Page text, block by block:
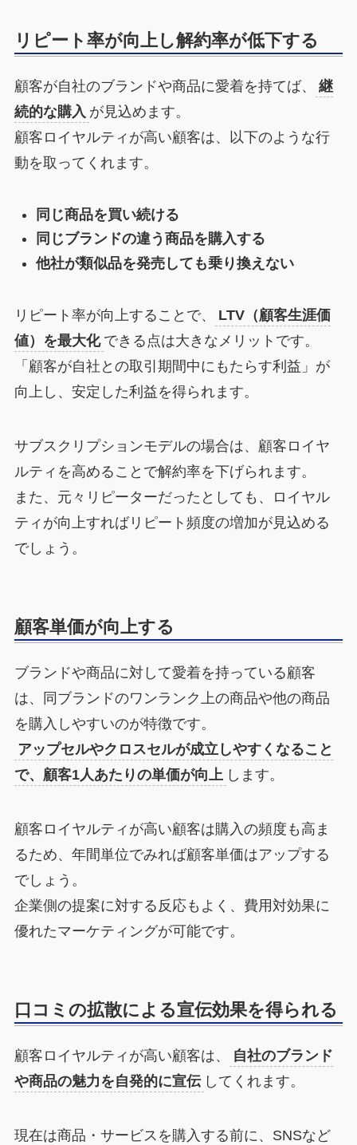
リピート率が向上し解約率が低下する
顧客が自社のブランドや商品に愛着を持てば、
継
続的な購入 が見込めます。
顧客ロイヤルティが高い顧客は、以下のような行
動を取ってくれます。
同じ商品を買い続ける
同じブランドの違う商品を購入する
他社が類似品を発売しても乗り換えない
リピート率が向上することで、
LTV（顧客生涯価
値）を最大化 できる点は大きなメリットです。
「顧客が自社との取引期間中にもたらす利益」が
向上し、安定した利益を得られます。
サブスクリプションモデルの場合は、顧客ロイヤ
ルティを高めることで解約率を下げられます。
また、元々リピーターだったとしても、ロイヤル
ティが向上すればリピート頻度の増加が見込める
でしょう。
顧客単価が向上する
ブランドや商品に対して愛着を持っている顧客
は、同ブランドのワンランク上の商品や他の商品
を購入しやすいのが特徴です。
アップセルやクロスセルが成立しやすくなること
で、顧客1人あたりの単価が向上 します。
顧客ロイヤルティが高い顧客は購入の頻度も高ま
るため、年間単位でみれば顧客単価はアップする
でしょう。
企業側の提案に対する反応もよく、費用対効果に
優れたマーケティングが可能です。
口コミの拡散による宣伝効果を得られる
顧客ロイヤルティが高い顧客は、
自社のブランド
や商品の魅力を自発的に宣伝 してくれます。
現在は商品・サービスを購入する前に、SNSなど